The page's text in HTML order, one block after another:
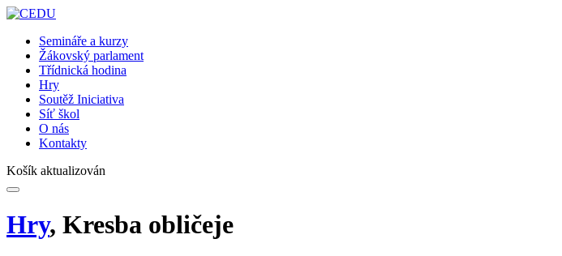
Semináře a kurzy
Žákovský parlament
Třídnická hodina
Hry
Soutěž Iniciativa
Síť škol
O nás
Kontakty
Košík aktualizován
Hry, Kresba obličeje